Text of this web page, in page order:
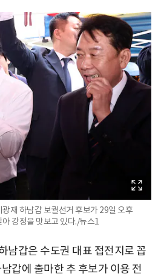
재 하남갑 보궐선거 후보가 29일 오후
강정을 맛보고 있다./뉴스1
남갑은 수도권 대표 접전지로 꼽
갑에 출마한 추 후보가 이용 전